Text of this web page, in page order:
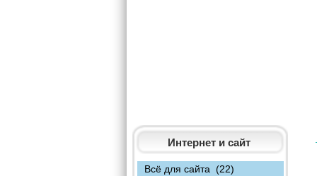
Интернет и сайт
Всё для сайта (22)